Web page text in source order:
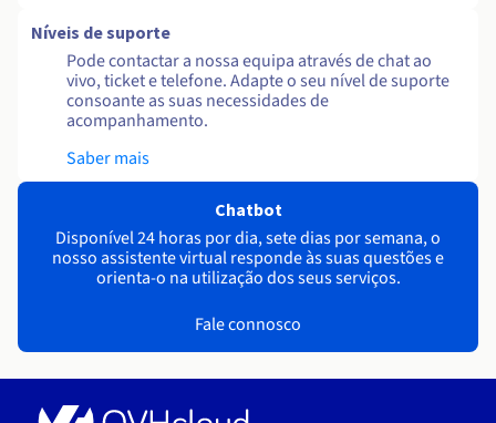
Níveis de suporte
Pode contactar a nossa equipa através de chat ao
vivo, ticket e telefone. Adapte o seu nível de suporte
consoante as suas necessidades de
acompanhamento.
Saber mais
Chatbot
Disponível 24 horas por dia, sete dias por semana, o
nosso assistente virtual responde às suas questões e
orienta-o na utilização dos seus serviços.
Fale connosco